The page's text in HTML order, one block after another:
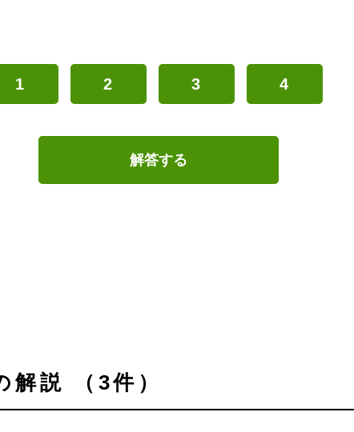
1 2 3 4
解答する
解説 （3件）